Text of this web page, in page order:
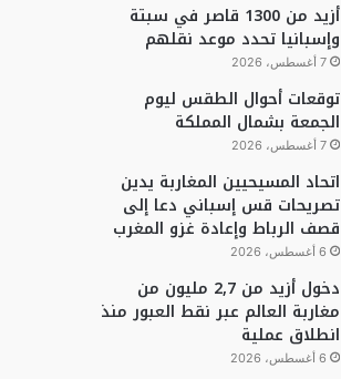
أزيد من 1300 قاصر في سبتة
وإسبانيا تحدد موعد نقلهم
7 أغسطس، 2026
توقعات أحوال الطقس ليوم
الجمعة بشمال المملكة
7 أغسطس، 2026
اتحاد المسيحيين المغاربة يدين
تصريحات قس إسباني دعا إلى
قصف الرباط وإعادة غزو المغرب
6 أغسطس، 2026
دخول أزيد من 2,7 مليون من
مغاربة العالم عبر نقط العبور منذ
انطلاق عملية
6 أغسطس، 2026